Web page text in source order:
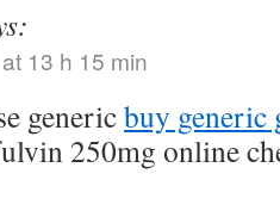
13 h 15 min
genericbuy generic
250mg online